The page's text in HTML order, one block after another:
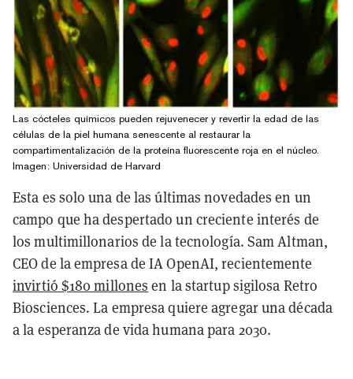
Las cócteles químicos pueden rejuvenecer y revertir la edad de las
células de la piel humana senescente al restaurar la
compartimentalización de la proteína fluorescente roja en el núcleo.
Imagen: Universidad de Harvard
Esta es solo una de las últimas novedades en un
campo que ha despertado un creciente interés de
los multimillonarios de la tecnología. Sam Altman,
CEO de la empresa de IA OpenAI, recientemente
invirtió $180 millones en la startup sigilosa Retro
Biosciences. La empresa quiere agregar una década
a la esperanza de vida humana para 2030.